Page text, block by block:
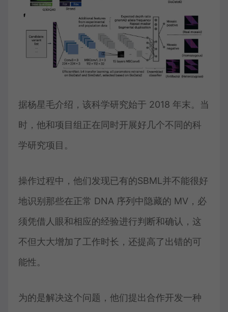
据杨星毛介绍，该科学研究始于 2018 年末。当
时，他和项目组正在同时开展好几个不同的科
学研究项目。
操作过程中，他们发现已有的SBML并不能很好
地识别那些在正常 DNA 序列中隐藏的 MV，必
须凭借人眼和相应的经验进行判断和确认，这
不但大大增加了工作时长，还提高了出错的可
能性。
为的是解决这个问题，他们提出合作开发一种